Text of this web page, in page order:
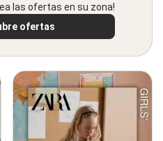
las ofertas en su zona!
ofertas